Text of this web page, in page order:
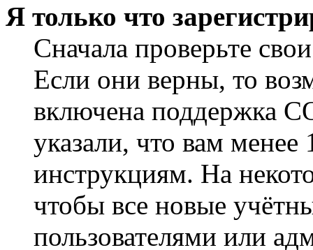
Я только что
Сначала проверьте
Если они верны, то
включена поддержка
указали, что вам
инструкциям. На
чтобы все новые
пользователями или